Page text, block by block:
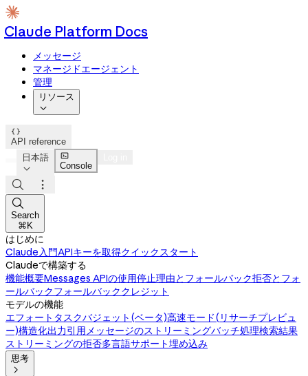
Claude Platform Docs
メッセージ
マネージドエージェント
管理
リソース


API reference
日本語


Console



Search
⌘K
はじめに
Claude入門APIキーを取得クイックスタート
Claudeで構築する
機能概要Messages APIの使用停止理由とフォールバック拒否とフォ
ールバックフォールバッククレジット
モデルの機能
エフォート タスクバジェット(ベータ)高速モード(リサーチプレビュ
ー)構造化出力引用メッセージのストリーミングバッチ処理検索結果
ストリーミングの拒否多言語サポート埋め込み
思考
